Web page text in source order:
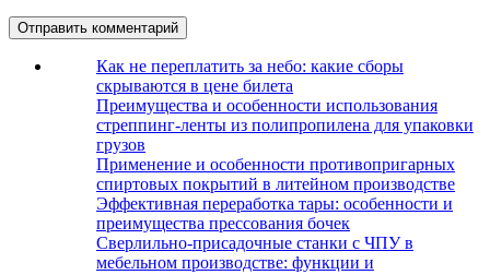
Как не переплатить за небо: какие сборы
скрываются в цене билета
Преимущества и особенности использования
стреппинг-ленты из полипропилена для упаковки
грузов
Применение и особенности противопригарных
спиртовых покрытий в литейном производстве
Эффективная переработка тары: особенности и
преимущества прессования бочек
Сверлильно-присадочные станки с ЧПУ в
мебельном производстве: функции и